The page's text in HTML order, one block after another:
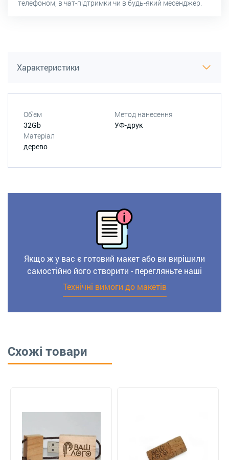
телефоном, в чат-підтримки чи в будь-який месенджер.
Характеристики
Об'єм
32Gb
Метод нанесення
УФ-друк
Матеріал
дерево
Якщо ж у вас є готовий макет або ви вирішили
самостійно його створити - перегляньте наші
Технічні вимоги до макетів
Схожі товари